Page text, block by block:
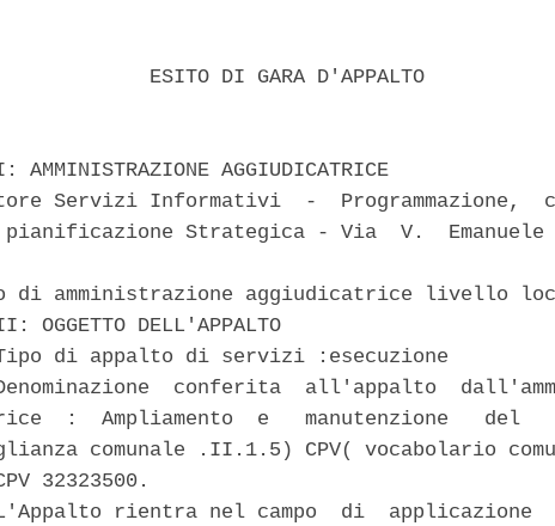
ESITO DI GARA D'APPALTO
AMMINISTRAZIONE AGGIUDICATRICE
Servizi Informativi  -  Programmazione,
pianificazione Strategica - Via  V.
di amministrazione aggiudicatrice livello
OGGETTO DELL'APPALTO
di appalto di servizi :esecuzione
conferita  all'appalto
:  Ampliamento  e   manutenzione   del
comunale .II.1.5) CPV( vocabolario
32323500.
rientra nel campo  di  applicazione